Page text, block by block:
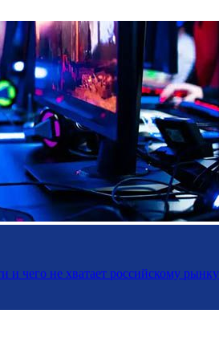
и чего не хватает российскому рынку